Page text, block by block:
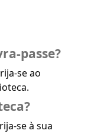
passe?
se ao
se à sua